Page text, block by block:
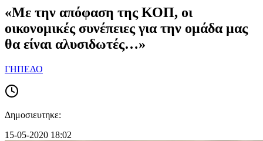
«Με την απόφαση της ΚΟΠ, οι
οικονομικές συνέπειες για την ομάδα μας
θα είναι αλυσιδωτές…»
ΓΗΠΕΔΟ
Δημοσιευτηκε:
15-05-2020 18:02